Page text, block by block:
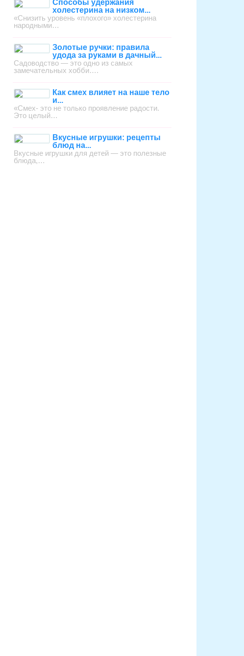
Способы удержания
холестерина на низком...
«Снизить уровень «плохого» холестерина
народными…
Золотые ручки: правила
удода за руками в дачный...
Садоводство — это одно из самых
замечательных хобби….
Как смех влияет на наше тело
и...
«Смех- это не только проявление радости.
Это целый…
Вкусные игрушки: рецепты
блюд на...
Вкусные игрушки для детей — это полезные
блюда,…